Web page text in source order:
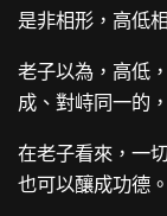
是非相形，高低
老子以為，高低
成、對峙同一的
在老子看來，一
也可以釀成功德。